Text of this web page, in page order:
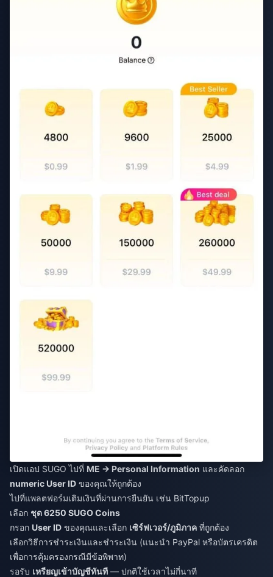
เปิดแอป SUGO ไปที่ ME → Personal Information และคัดลอก
numeric User ID ของคุณให้ถูกต้อง
ไปที่แพลตฟอร์มเติมเงินที่ผ่านการยืนยัน เช่น BitTopup
เลือก ชุด 6250 SUGO Coins
กรอก User ID ของคุณและเลือก เซิร์ฟเวอร์/ภูมิภาค ที่ถูกต้อง
เลือกวิธีการชำระเงินและชำระเงิน (แนะนำ PayPal หรือบัตรเครดิต
เพื่อการคุ้มครองกรณีมีข้อพิพาท)
รอรับ เหรียญเข้าบัญชีทันที — ปกติใช้เวลาไม่กี่นาที